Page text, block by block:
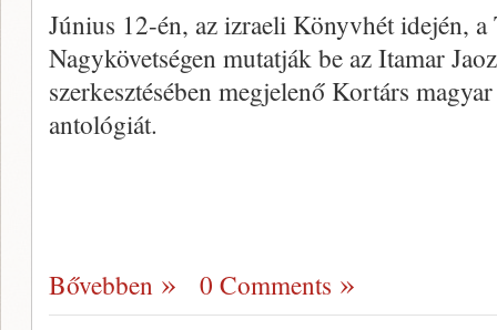
Június 12-én, az izraeli Könyvhét idején,
Nagykövetségen mutatják be az Itamar
szerkesztésében megjelenő Kortárs
antológiát.
Bővebben 0 Comments